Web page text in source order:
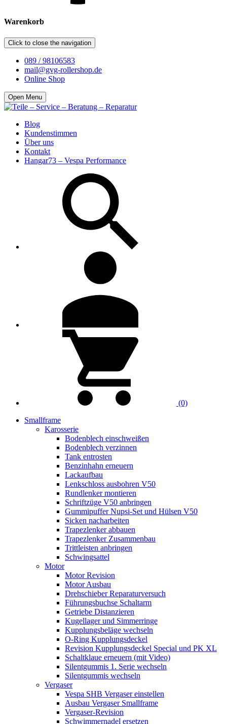
Warenkorb
Click to close the navigation
089 / 98106583
mail@gvg-rollershop.de
Online Shop
Open Menu
Blog
Kundenstimmen
Über uns
Kontakt
Hangar73 – Vespa Performance
(0)
Smallframe
Karosserie
Bodenblech einschweißen
Bodenblech verzinnen
Tank entrosten
Benzinhahn erneuern
Lackaufbau
Lenkschloss ausbohren V50
Rundlenker montieren
Schriftzüge V50 anbringen
Gummipuffer Nupsi-Set und Hülsen V50
Sicken nacharbeiten
Trapezlenker abbauen
Trapezlenker Zusammenbau
Trittleisten anbringen
Schwingsattel
Motor
Motor Revision
Motor Ausbau
Drehschieber Reparaturversuch
Führungsbuchse Schaltarm
Getriebe Distanzieren
Kugellager und Simmerringe
Kupplungsbeläge wechseln
O-Ring Kupplungsdeckel
Revision Kupplungsdeckel Special und PK XL
Schaltklaue erneuern (mit Video)
Silentgummis 1. Serie wechseln
Silentgummis wechseln
Vergaser
Vespa SHB Vergaser einstellen
Ausbau Vergaser Smallframe
Vergaser-Revision
Schwimmernadel ersetzen